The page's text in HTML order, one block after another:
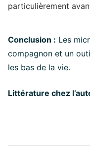
particulièrement
Conclusion : Les
compagnon et un
les bas de la vie.
Littérature chez